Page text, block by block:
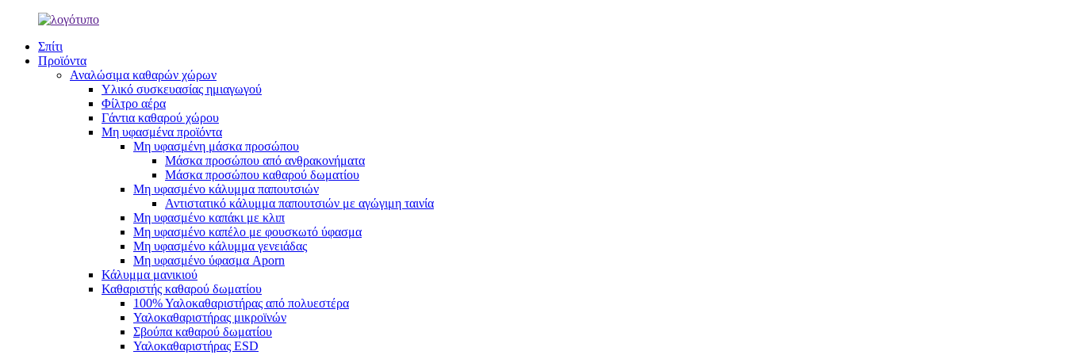
Σπίτι
Προϊόντα
Αναλώσιμα καθαρών χώρων
Υλικό συσκευασίας ημιαγωγού
Φίλτρο αέρα
Γάντια καθαρού χώρου
Μη υφασμένα προϊόντα
Μη υφασμένη μάσκα προσώπου
Μάσκα προσώπου από ανθρακονήματα
Μάσκα προσώπου καθαρού δωματίου
Μη υφασμένο κάλυμμα παπουτσιών
Αντιστατικό κάλυμμα παπουτσιών με αγώγιμη ταινία
Μη υφασμένο καπάκι με κλιπ
Μη υφασμένο καπέλο με φουσκωτό ύφασμα
Μη υφασμένο κάλυμμα γενειάδας
Μη υφασμένο ύφασμα Aporn
Κάλυμμα μανικιού
Καθαριστής καθαρού δωματίου
100% Υαλοκαθαριστήρας από πολυεστέρα
Υαλοκαθαριστήρας μικροϊνών
Σβούπα καθαρού δωματίου
Υαλοκαθαριστήρας ESD